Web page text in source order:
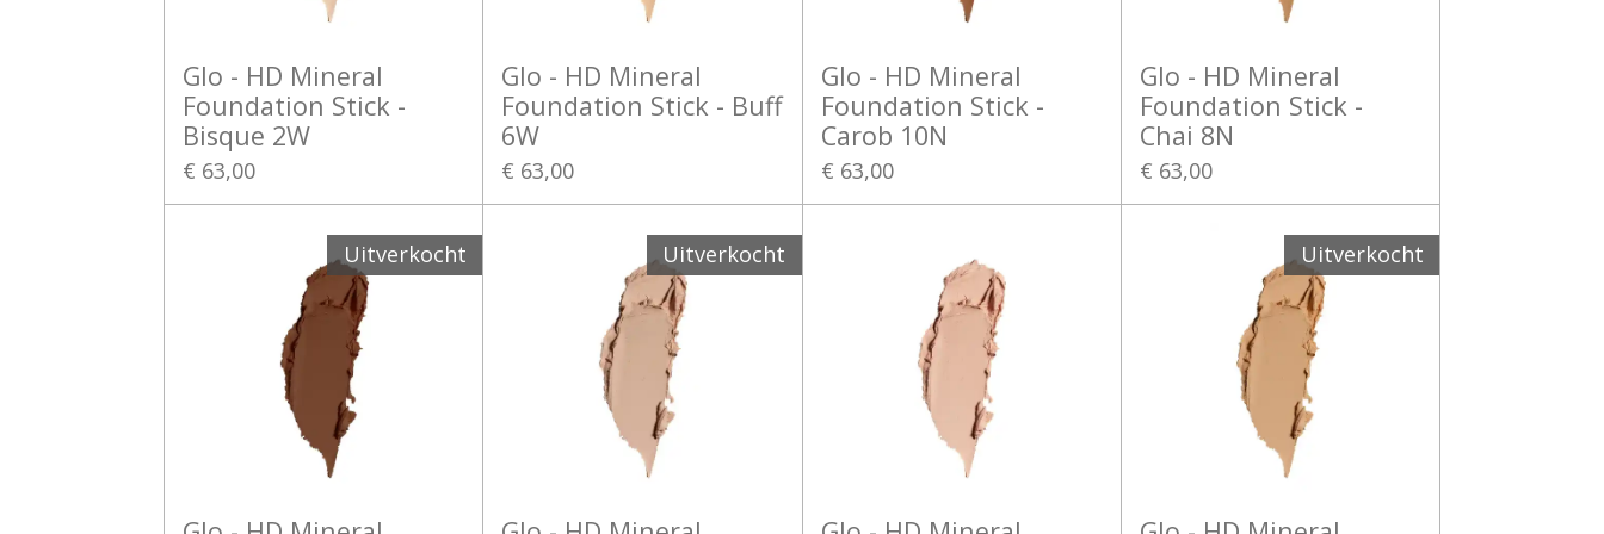
Glo - HD Mineral
Foundation Stick -
Bisque 2W
€ 63,00
Glo - HD Mineral
Foundation Stick - Buff
6W
€ 63,00
Glo - HD Mineral
Foundation Stick -
Carob 10N
€ 63,00
Glo - HD Mineral
Foundation Stick -
Chai 8N
€ 63,00
Uitverkocht Uitverkocht Uitverkocht